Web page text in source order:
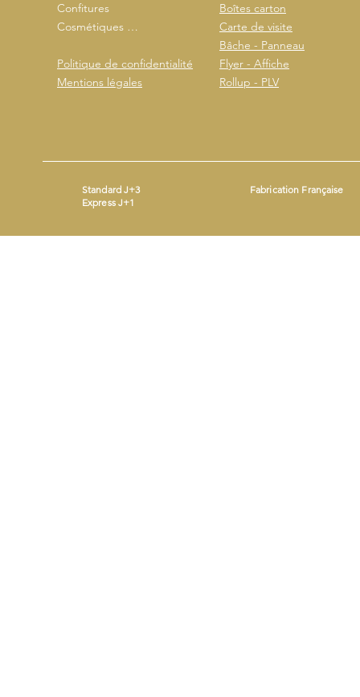
Confitures
Cosmétiques …
Politique de confidentialité
Mentions légales
Boîtes carton
Carte de visite
Bâche - Panneau
Flyer - Affiche
Rollup - PLV
Standard J+3
Express J+1
Fabrication Française